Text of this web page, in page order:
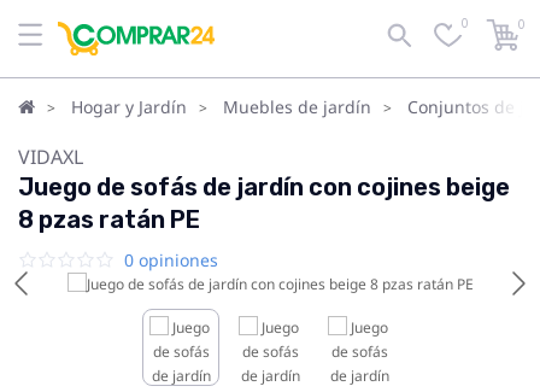
0 0
Hogar y Jardín Muebles de jardín Conjuntos de
VIDAXL
Juego de sofás de jardín con cojines beige
8 pzas ratán PE
0 opiniones